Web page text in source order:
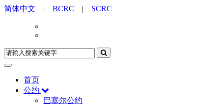
简体中文 | BCRC | SCRC
首页
公约
巴塞尔公约